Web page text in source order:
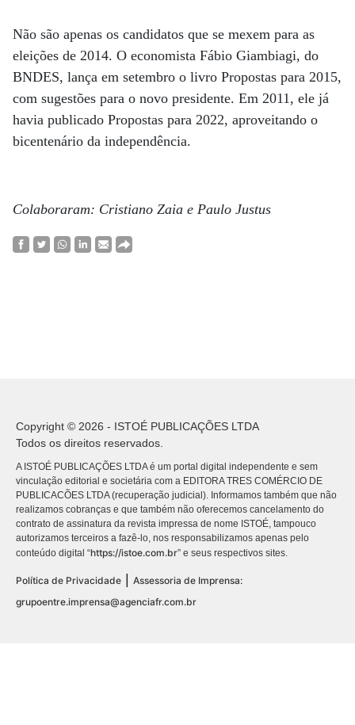
Não são apenas os candidatos que se mexem para as
eleições de 2014. O economista Fábio Giambiagi, do
BNDES, lança em setembro o livro Propostas para 2015,
com sugestões para o novo presidente. Em 2011, ele já
havia publicado Propostas para 2022, aproveitando o
bicentenário da independência.
Colaboraram: Cristiano Zaia e Paulo Justus
Copyright © 2026 - ISTOÉ PUBLICAÇÕES LTDA
Todos os direitos reservados.
A ISTOÉ PUBLICAÇÕES LTDA é um portal digital independente e sem
vinculação editorial e societária com a EDITORA TRES COMÉRCIO DE
PUBLICACÕES LTDA (recuperação judicial). Informamos também que não
realizamos cobranças e que também não oferecemos cancelamento do
contrato de assinatura da revista impressa de nome ISTOÉ, tampouco
autorizamos terceiros a fazê-lo, nos responsabilizamos apenas pelo
conteúdo digital “https://istoe.com.br” e seus respectivos sites.
Política de Privacidade | Assessoria de Imprensa:
grupoentre.imprensa@agenciafr.com.br